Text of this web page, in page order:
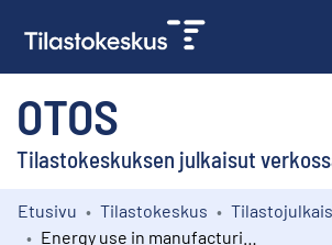
OTOS
Tilastokeskuksen julkaisut
Kokoelmat
Etusivu Tilastokeskus